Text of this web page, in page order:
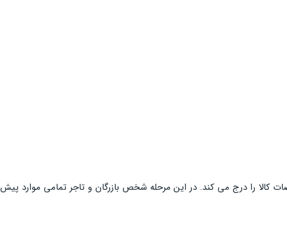
کالا را درج می کند. در این مرحله شخص بازرگان و تاجر تمامی موارد پیش